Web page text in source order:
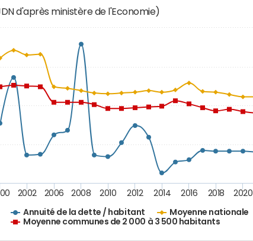
d'après ministère de l'Economie)
Annuité de la dette / habitant
Moyenne nationale
Moyenne communes de 2 000 à 3 500 habitants
2002 2006 2008 2010 2012 2014 2016 2018 2020